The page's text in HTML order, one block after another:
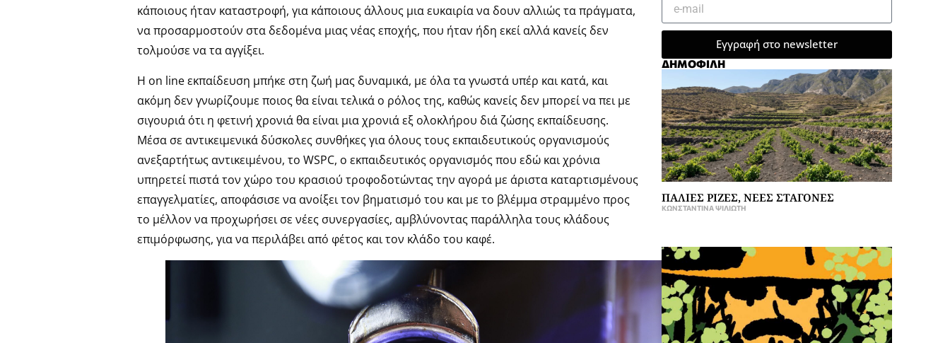
κάποιους ήταν καταστροφή, για κάποιους άλλους μια ευκαιρία να δουν αλλιώς τα πράγματα,
να προσαρμοστούν στα δεδομένα μιας νέας εποχής, που ήταν ήδη εκεί αλλά κανείς δεν
τολμούσε να τα αγγίξει.
Η on line εκπαίδευση μπήκε στη ζωή μας δυναμικά, με όλα τα γνωστά υπέρ και κατά, και
ακόμη δεν γνωρίζουμε ποιος θα είναι τελικά ο ρόλος της, καθώς κανείς δεν μπορεί να πει με
σιγουριά ότι η φετινή χρονιά θα είναι μια χρονιά εξ ολοκλήρου διά ζώσης εκπαίδευσης.
Μέσα σε αντικειμενικά δύσκολες συνθήκες για όλους τους εκπαιδευτικούς οργανισμούς
ανεξαρτήτως αντικειμένου, το WSPC, o εκπαιδευτικός οργανισμός που εδώ και χρόνια
υπηρετεί πιστά τον χώρο του κρασιού τροφοδοτώντας την αγορά με άριστα καταρτισμένους
επαγγελματίες, αποφάσισε να ανοίξει τον βηματισμό του και με το βλέμμα στραμμένο προς
το μέλλον να προχωρήσει σε νέες συνεργασίες, αμβλύνοντας παράλληλα τους κλάδους
επιμόρφωσης, για να περιλάβει από φέτος και τον κλάδο του καφέ.
Εγγραφή στο newsletter
ΔΗΜΟΦΙΛΗ
ΠΑΛΙΕΣ ΡΙΖΕΣ, ΝΕΕΣ ΣΤΑΓΟΝΕΣ
ΚΩΝΣΤΑΝΤΊΝΑ ΨΙΛΙΏΤΗ